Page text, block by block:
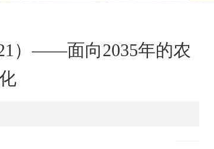
）——面向2035年的农